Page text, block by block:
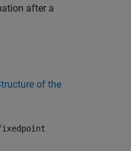
after a
of the